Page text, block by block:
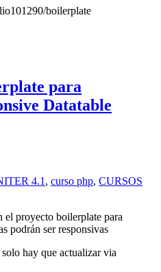
boilerplate
para
Datatable
4.1 , curso php, CURSOS
el proyecto boilerplate para
podrán ser responsivas
hay que actualizar via